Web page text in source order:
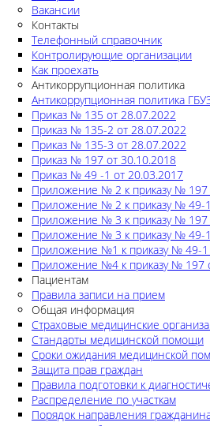
Вакансии
Контакты
Телефонный справочник
Контролирующие организации
Как проехать
Антикоррупционная политика
Антикоррупционная политика
Приказ № 135 от 28.07.2022
Приказ № 135-2 от 28.07.2022
Приказ № 135-3 от 28.07.2022
Приказ № 197 от 30.10.2018
Приказ № 49 -1 от 20.03.2017
Приложение № 2 к приказу № 197
Приложение № 2 к приказу № 49-
Приложение № 3 к приказу № 197
Приложение № 3 к приказу № 49-
Приложение №1 к приказу № 49-1
Приложение №4 к приказу № 197
Пациентам
Правила записи на прием
Общая информация
Страховые медицинские
Стандарты медицинской помощи
Сроки ожидания медицинской
Защита прав граждан
Правила подготовки к
Распределение по участкам
Порядок направления